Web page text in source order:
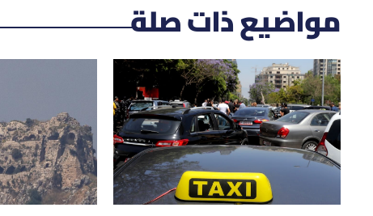
مواضيع ذات صلة